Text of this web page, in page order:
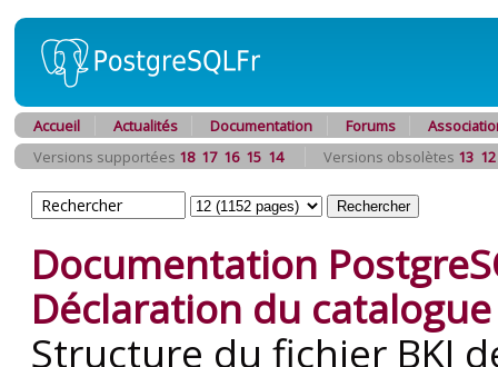
Accueil Actualités Documentation Forums
Versions supportées 18 17 16 15 14 Versions obsolètes 13 12
Documentation
Déclaration du
Structure du fichier BKI